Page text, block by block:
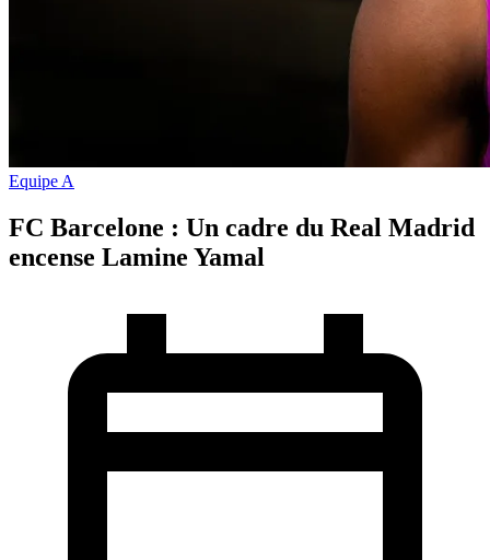
Equipe A
FC Barcelone : Un cadre du Real Madrid
encense Lamine Yamal